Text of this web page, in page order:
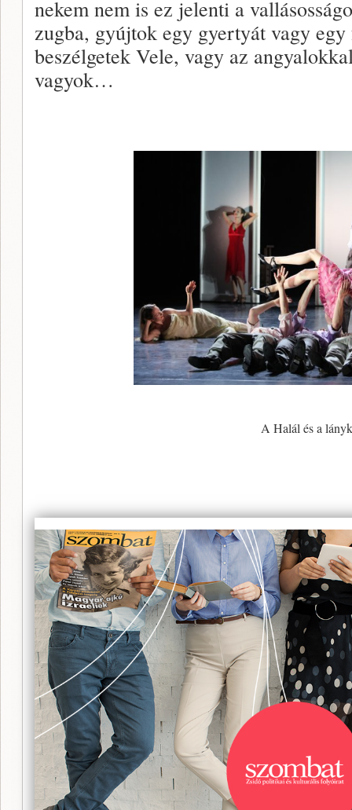
nekem nem is ez jelenti a
zugba, gyújtok egy gyertyát vagy
beszélgetek Vele, vagy az
vagyok…
A Halál és a